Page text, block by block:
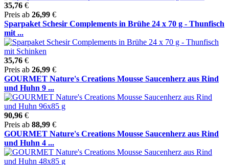
35,76 €
Preis ab 26,99 €
Sparpaket Schesir Complements in Brühe 24 x 70 g - Thunfisch
mit ...
35,76 €
Preis ab 26,99 €
GOURMET Nature's Creations Mousse Saucenherz aus Rind
und Huhn 9 ...
90,96 €
Preis ab 88,99 €
GOURMET Nature's Creations Mousse Saucenherz aus Rind
und Huhn 4 ...